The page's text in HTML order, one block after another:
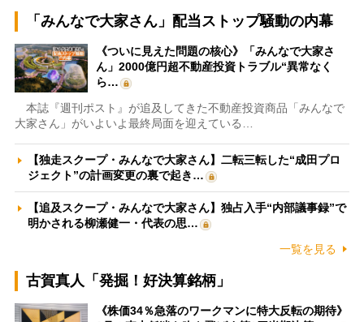
「みんなで大家さん」配当ストップ騒動の内幕
《ついに見えた問題の核心》「みんなで大家さ
ん」2000億円超不動産投資トラブル“異常なく
ら…
本誌『週刊ポスト』が追及してきた不動産投資商品「みんなで
大家さん」がいよいよ最終局面を迎えている…
【独走スクープ・みんなで大家さん】二転三転した“成田プロ
ジェクト”の計画変更の裏で起き…
【追及スクープ・みんなで大家さん】独占入手“内部議事録”で
明かされる柳瀬健一・代表の思…
一覧を見る
古賀真人「発掘！好決算銘柄」
《株価34％急落のワークマンに特大反転の期待》